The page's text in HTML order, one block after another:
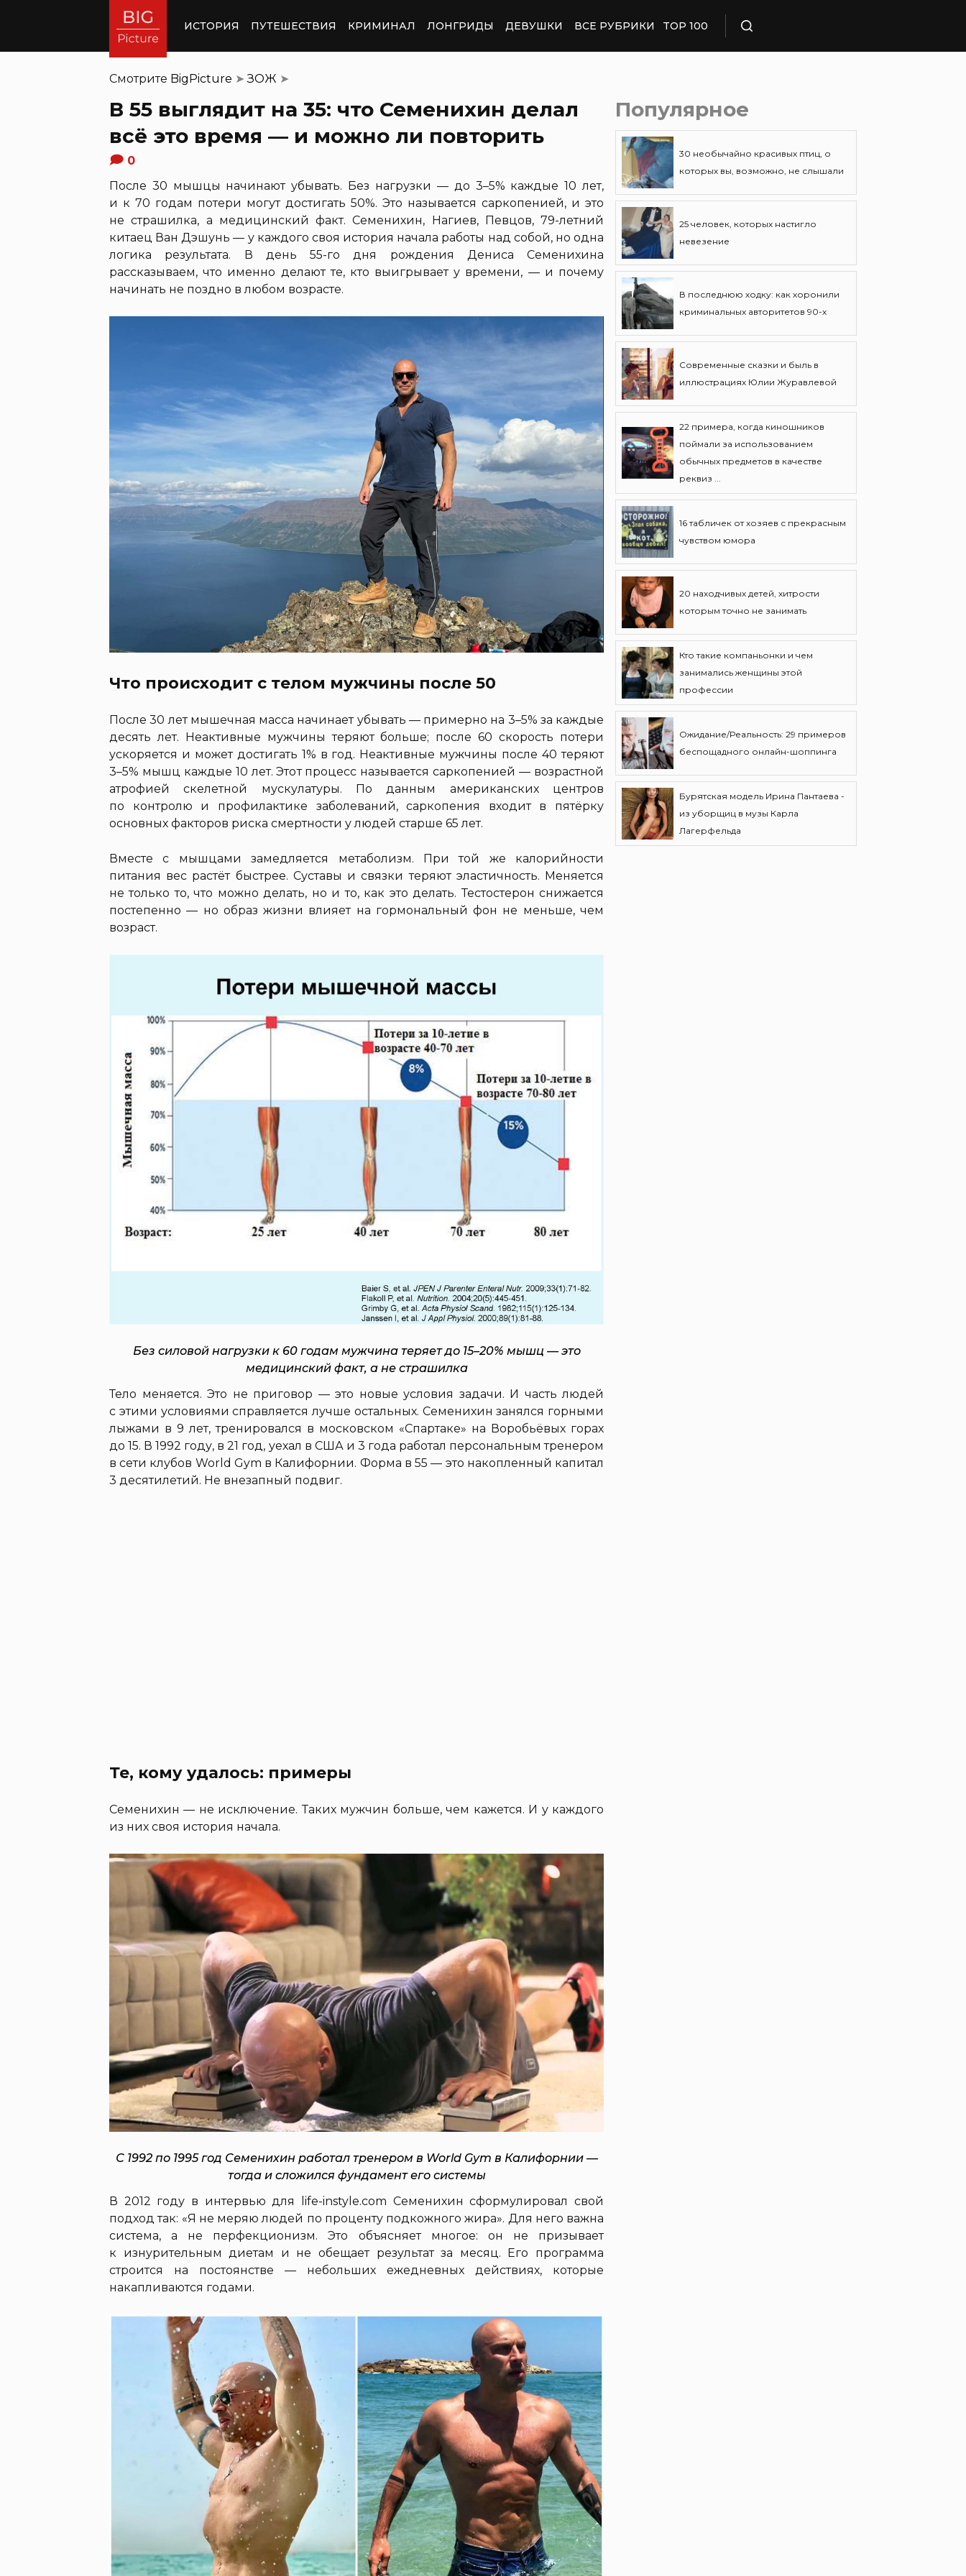
ИСТОРИЯ ПУТЕШЕСТВИЯ КРИМИНАЛ ЛОНГРИДЫ ДЕВУШКИ ВСЕ РУБРИКИ TOP 100
Смотрите BigPicture ➤ЗОЖ ➤
В 55 выглядит на 35: что Семенихин делал
всё это время — и можно ли повторить
0
После 30 мышцы начинают убывать. Без нагрузки — до 3–5% каждые 10 лет,
и к 70 годам потери могут достигать 50%. Это называется саркопенией, и это
не страшилка, а медицинский факт. Семенихин, Нагиев, Певцов, 79-летний
китаец Ван Дэшунь — у каждого своя история начала работы над собой, но одна
логика результата. В день 55-го дня рождения Дениса Семенихина
рассказываем, что именно делают те, кто выигрывает у времени, — и почему
начинать не поздно в любом возрасте.
Что происходит с телом мужчины после 50
После 30 лет мышечная масса начинает убывать — примерно на 3–5% за каждые
десять лет. Неактивные мужчины теряют больше; после 60 скорость потери
ускоряется и может достигать 1% в год. Неактивные мужчины после 40 теряют
3–5% мышц каждые 10 лет. Этот процесс называется саркопенией — возрастной
атрофией скелетной мускулатуры. По данным американских центров
по контролю и профилактике заболеваний, саркопения входит в пятёрку
основных факторов риска смертности у людей старше 65 лет.
Вместе с мышцами замедляется метаболизм. При той же калорийности
питания вес растёт быстрее. Суставы и связки теряют эластичность. Меняется
не только то, что можно делать, но и то, как это делать. Тестостерон снижается
постепенно — но образ жизни влияет на гормональный фон не меньше, чем
возраст.
Без силовой нагрузки к 60 годам мужчина теряет до 15–20% мышц — это
медицинский факт, а не страшилка
Тело меняется. Это не приговор — это новые условия задачи. И часть людей
с этими условиями справляется лучше остальных. Семенихин занялся горными
лыжами в 9 лет, тренировался в московском «Спартаке» на Воробьёвых горах
до 15. В 1992 году, в 21 год, уехал в США и 3 года работал персональным тренером
в сети клубов World Gym в Калифорнии. Форма в 55 — это накопленный капитал
3 десятилетий. Не внезапный подвиг.
Те, кому удалось: примеры
Семенихин — не исключение. Таких мужчин больше, чем кажется. И у каждого
из них своя история начала.
С 1992 по 1995 год Семенихин работал тренером в World Gym в Калифорнии —
тогда и сложился фундамент его системы
В 2012 году в интервью для life-instyle.com Семенихин сформулировал свой
подход так: «Я не меряю людей по проценту подкожного жира». Для него важна
система, а не перфекционизм. Это объясняет многое: он не призывает
к изнурительным диетам и не обещает результат за месяц. Его программа
строится на постоянстве — небольших ежедневных действиях, которые
накапливаются годами.
Популярное
30 необычайно красивых птиц, о
которых вы, возможно, не слышали
25 человек, которых настигло
невезение
В последнюю ходку: как хоронили
криминальных авторитетов 90-х
Современные сказки и быль в
иллюстрациях Юлии Журавлевой
22 примера, когда киношников
поймали за использованием
обычных предметов в качестве
реквиз ...
16 табличек от хозяев с прекрасным
чувством юмора
20 находчивых детей, хитрости
которым точно не занимать
Кто такие компаньонки и чем
занимались женщины этой
профессии
Ожидание/Реальность: 29 примеров
беспощадного онлайн-шоппинга
Бурятская модель Ирина Пантаева -
из уборщиц в музы Карла
Лагерфельда